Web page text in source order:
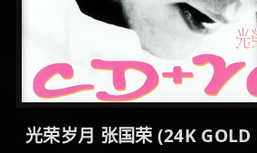
光荣岁月 张国荣 (24K GOLD